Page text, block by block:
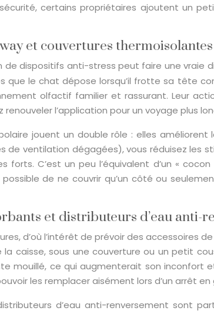
certains propriétaires ajoutent un
et couvertures thermoisolantes
de dispositifs anti-stress peut faire une vraie
que le chat dépose lorsqu’il frotte sa tête
olfactif familier et rassurant. Leur
l’application pour un voyage plus
jouent un double rôle : elles
de ventilation dégagées), vous réduisez les
forts. C’est un peu l’équivalent d’un «
de ne couvrir qu’un côté ou
et distributeurs d’eau anti-
d’où l’intérêt de prévoir des accessoires
caisse, sous une couverture ou un petit
mouillé, ce qui augmenterait son inconfort
les remplacer aisément lors d’un arrêt en
d’eau anti-renversement sont